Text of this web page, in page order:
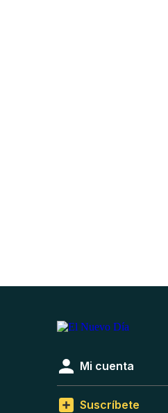
Mi cuenta
Suscríbete